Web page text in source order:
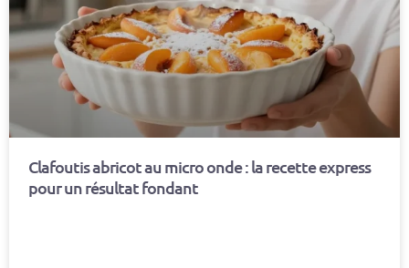
Clafoutis abricot au micro onde : la recette express
pour un résultat fondant